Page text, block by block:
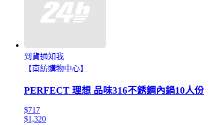
到貨通知我
【南紡購物中心】
PERFECT 理想 品味316不銹鋼內鍋10人份
$717
$1,320